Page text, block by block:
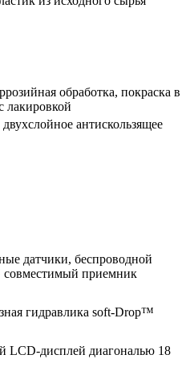
обработка, покраска в
лакировкой
антискользящее
датчики, беспроводной
приемник
гидравлика soft-Drop™
LCD-дисплей диагональю 18